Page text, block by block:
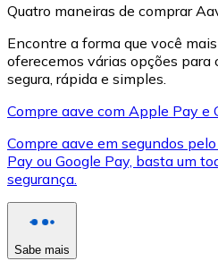
XRP
XRP
Ver tudo
Quatro maneiras de comprar
Encontre a forma que você
oferecemos várias opções para
segura, rápida e simples.
Compre aave com Apple Pay e
Compre aave em segundos
Pay ou Google Pay, basta um
segurança.
Sabe mais